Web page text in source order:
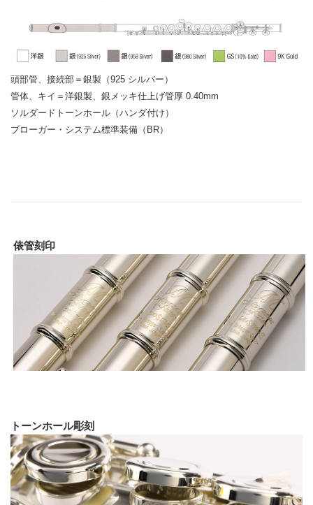
頭部管、接続部＝銀製（925 シルバー）
管体、キイ＝洋銀製、銀メッキ仕上げ管厚 0.40mm
ソルダードトーンホール（ハンダ付け）
ブローガー・システム標準装備（BR）
俵管刻印
トーンホール彫刻